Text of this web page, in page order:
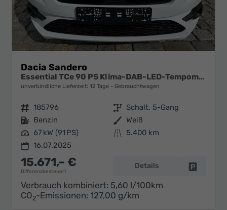
Dacia Sandero
Essential TCe 90 PS Klima-DAB-LED-Tempomat-Limiter-sofort
unverbindliche Lieferzeit: 12 Tage Gebrauchtwagen
Fahrzeugnr. 185796 Getriebe Schalt. 5-Gang
Kraftstoff Benzin Außenfarbe Weiß
Leistung 67 kW (91 PS) Kilometerstand
5.400 km
16.07.2025
15.671,– €
Differenzbesteuert
Details
Verbrauch kombiniert: 5,60 l/100km
CO2-Emissionen: 127,00 g/km